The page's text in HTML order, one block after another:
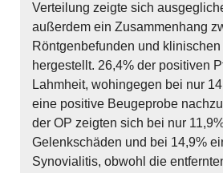
Verteilung zeigte sich
außerdem ein Zusammenhang
Röntgenbefunden und
hergestellt. 26,4% der positiven
Lahmheit, wohingegen bei nur
eine positive Beugeprobe
der OP zeigten sich bei nur
Gelenkschäden und bei 14,9%
Synovialitis, obwohl die